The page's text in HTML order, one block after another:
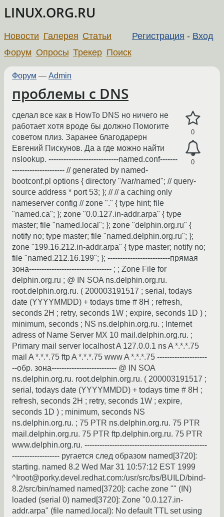
LINUX.ORG.RU
Регистрация - Вход
Новости Галерея Статьи
Форум Опросы Трекер Поиск
Форум — Admin
проблемы с DNS
0
0
сделал все как в HowTo DNS но ничего не
работает хотя вроде бы должно Помогите
советом плиз. Заранее благодарерн
Евгений Пискунов. Да а где можно найти
nslookup. ----------------------------named.conf-------
--------------------- // generated by named-
bootconf.pl options { directory "/var/named"; // query-
source address * port 53; }; // // a caching only
nameserver config // zone "." { type hint; file
"named.ca"; }; zone "0.0.127.in-addr.arpa" { type
master; file "named.local"; }; zone "delphin.org.ru" {
notify no; type master; file "named.delphin.org.ru"; };
zone "199.16.212.in-addr.arpa" { type master; notify no;
file "named.212.16.199"; }; -------------------------прямая
зона--------------------------------- ; ; Zone File for
delphin.org.ru ; @ IN SOA ns.delphin.org.ru.
root.delphin.org.ru. ( 200003191517 ; serial, todays
date (YYYYMMDD) + todays time # 8H ; refresh,
seconds 2H ; retry, seconds 1W ; expire, seconds 1D ) ;
minimum, seconds ; NS ns.delphin.org.ru. ; Internet
adress of Name Server MX 10 mail.delphin.org.ru. ;
Primary mail server localhost A 127.0.0.1 ns A *.*.*.75
mail A *.*.*.75 ftp A *.*.*.75 www A *.*.*.75 --------------------
--обр. зона-------------------------- @ IN SOA
ns.delphin.org.ru. root.delphin.org.ru. ( 200003191517 ;
serial, todays date (YYYYMMDD) + todays time # 8H ;
refresh, seconds 2H ; retry, seconds 1W ; expire,
seconds 1D ) ; minimum, seconds NS
ns.delphin.org.ru. ; 75 PTR ns.delphin.org.ru. 75 PTR
mail.delphin.org.ru. 75 PTR ftp.delphin.org.ru. 75 PTR
www.delphin.org.ru. -------------------------------------------------
------------------- ругается след образом named[3720]:
starting. named 8.2 Wed Mar 31 10:57:12 EST 1999
^Iroot@porky.devel.redhat.com:/usr/src/bs/BUILD/bind-
8.2/src/bin/named named[3720]: cache zone "" (IN)
loaded (serial 0) named[3720]: Zone "0.0.127.in-
addr.arpa" (file named.local): No default TTL set using